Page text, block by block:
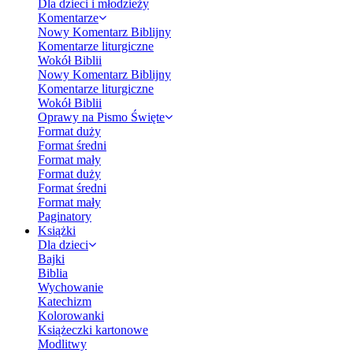
Dla dzieci i młodzieży
Komentarze
Nowy Komentarz Biblijny
Komentarze liturgiczne
Wokół Biblii
Nowy Komentarz Biblijny
Komentarze liturgiczne
Wokół Biblii
Oprawy na Pismo Święte
Format duży
Format średni
Format mały
Format duży
Format średni
Format mały
Paginatory
Książki
Dla dzieci
Bajki
Biblia
Wychowanie
Katechizm
Kolorowanki
Książeczki kartonowe
Modlitwy